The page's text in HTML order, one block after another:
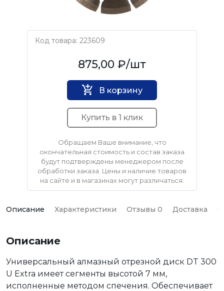
Код товара: 223609
KLINGSPOR875,00 ₽/шт
В корзину
Купить в 1 клик
Обращаем Ваше внимание, что
окончательная стоимость и состав заказа
будут подтверждены менеджером после
обработки заказа. Цены и наличие товаров
на сайте и в магазинах могут различаться.
Описание Характеристики Отзывы 0 Доставка
Описание
Универсальный алмазный отрезной диск DT 300
U Extra имеет сегменты высотой 7 мм,
исполненные методом спечения. Обеспечивает